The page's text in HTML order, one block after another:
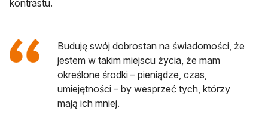
kontrastu.
Buduję swój dobrostan na świadomości, że
jestem w takim miejscu życia, że mam
określone środki – pieniądze, czas,
umiejętności – by wesprzeć tych, którzy
mają ich mniej.